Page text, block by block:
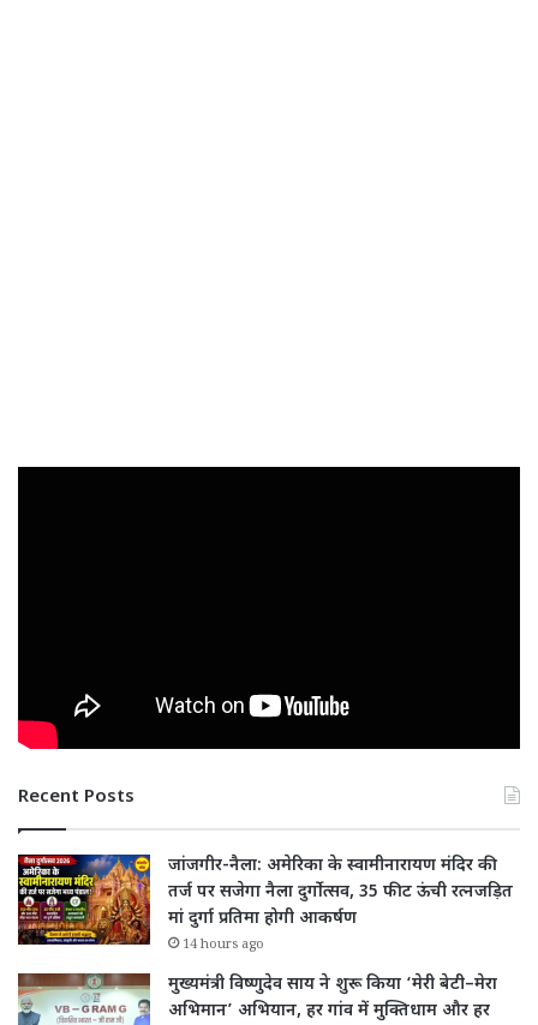
Recent Posts
जांजगीर-नैला: अमेरिका के स्वामीनारायण मंदिर की
तर्ज पर सजेगा नैला दुर्गोत्सव, 35 फीट ऊंची रत्नजड़ित
मां दुर्गा प्रतिमा होगी आकर्षण
14 hours ago
मुख्यमंत्री विष्णुदेव साय ने शुरू किया ‘मेरी बेटी–मेरा
अभिमान’ अभियान, हर गांव में मुक्तिधाम और हर